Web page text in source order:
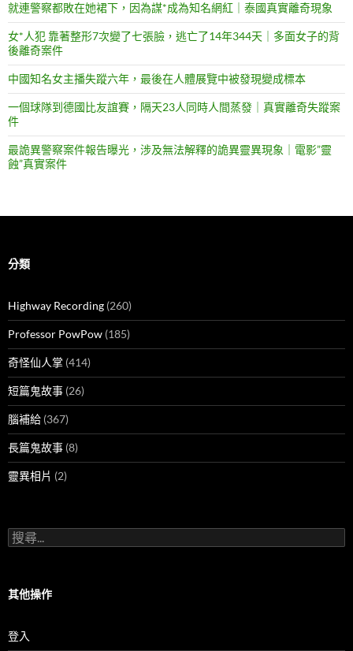
就連警察都敗在她裙下，因為謀*成為知名網紅｜泰國真實離奇現象
女*人犯 靠著整形7次變了七張臉，逃亡了14年344天｜多面女子的背
後離奇案件
中國知名女主播失蹤六年，最後在人體展覽中被發現變成標本
一個球隊到德國比友誼賽，隔天23人同時人間蒸發｜真實離奇失蹤案
件
最詭異警察案件報告曝光，涉及無法解釋的詭異靈異現象｜電影”靈
蝕”真實案件
分類
Highway Recording (260)
Professor PowPow (185)
奇怪仙人掌 (414)
短篇鬼故事 (26)
腦補給 (367)
長篇鬼故事 (8)
靈異相片 (2)
搜
尋
字:
其他操作
登入